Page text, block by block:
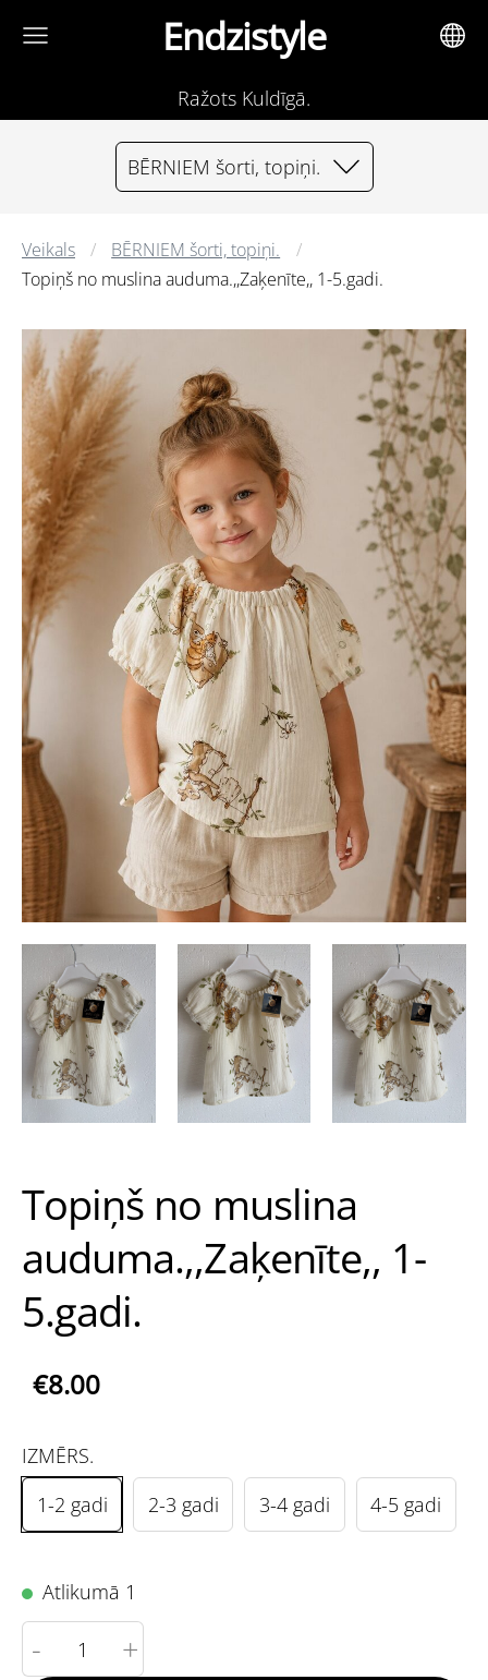
Endzistyle
Ražots Kuldīgā.
BĒRNIEM šorti, topiņi.
Veikals
BĒRNIEM šorti, topiņi.
Topiņš no muslina auduma.,,Zaķenīte,, 1-5.gadi.
Topiņš no muslina
auduma.,,Zaķenīte,, 1-
5.gadi.
€8.00
IZMĒRS.
1-2 gadi
2-3 gadi 3-4 gadi 4-5 gadi
Atlikumā 1
- +